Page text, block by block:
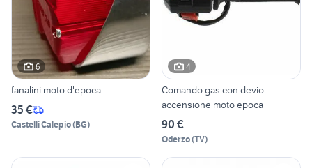
6
fanalini moto d'epoca
35 €
Castelli Calepio(BG)
4
Comando gas con devio
accensione moto epoca
90 €
Oderzo(TV)